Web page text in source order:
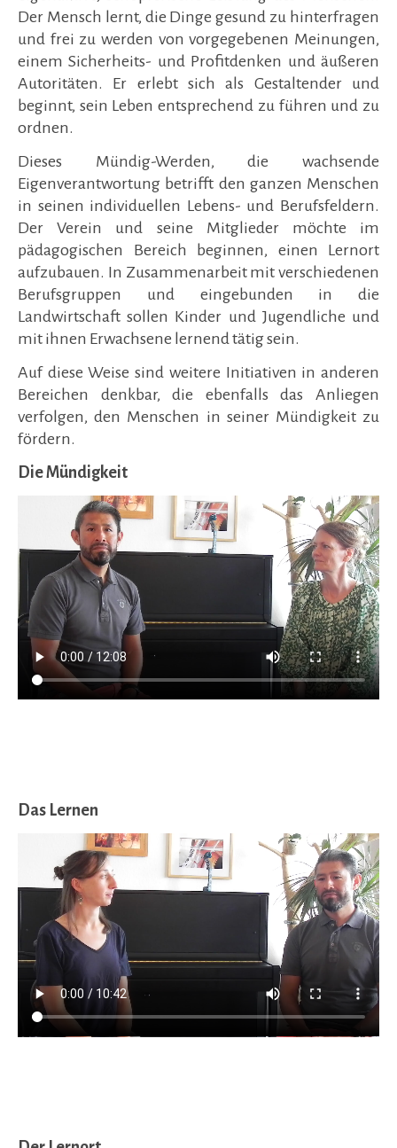
Der Mensch lernt, die Dinge gesund zu hinterfragen
und frei zu werden von vorgegebenen Meinungen,
einem Sicherheits- und Profitdenken und äußeren
Autoritäten. Er erlebt sich als Gestaltender und
beginnt, sein Leben entsprechend zu führen und zu
ordnen.
Dieses Mündig-Werden, die wachsende
Eigenverantwortung betrifft den ganzen Menschen
in seinen individuellen Lebens- und Berufsfeldern.
Der Verein und seine Mitglieder möchte im
pädagogischen Bereich beginnen, einen Lernort
aufzubauen. In Zusammenarbeit mit verschiedenen
Berufsgruppen und eingebunden in die
Landwirtschaft sollen Kinder und Jugendliche und
mit ihnen Erwachsene lernend tätig sein.
Auf diese Weise sind weitere Initiativen in anderen
Bereichen denkbar, die ebenfalls das Anliegen
verfolgen, den Menschen in seiner Mündigkeit zu
fördern.
Die Mündigkeit
Das Lernen